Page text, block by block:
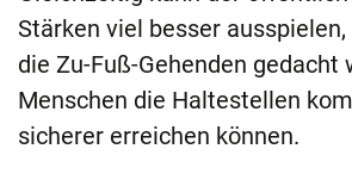
Stärken viel besser
die Zu-Fuß-Gehenden gedacht
Menschen die Haltestellen
sicherer erreichen können.